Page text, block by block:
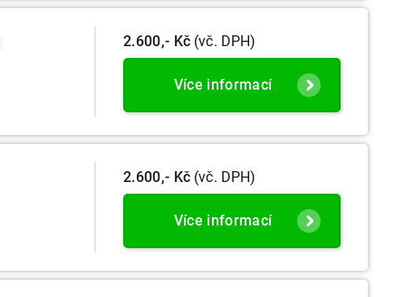
2.600,- Kč (vč. DPH)
Více informací
2.600,- Kč (vč. DPH)
Více informací